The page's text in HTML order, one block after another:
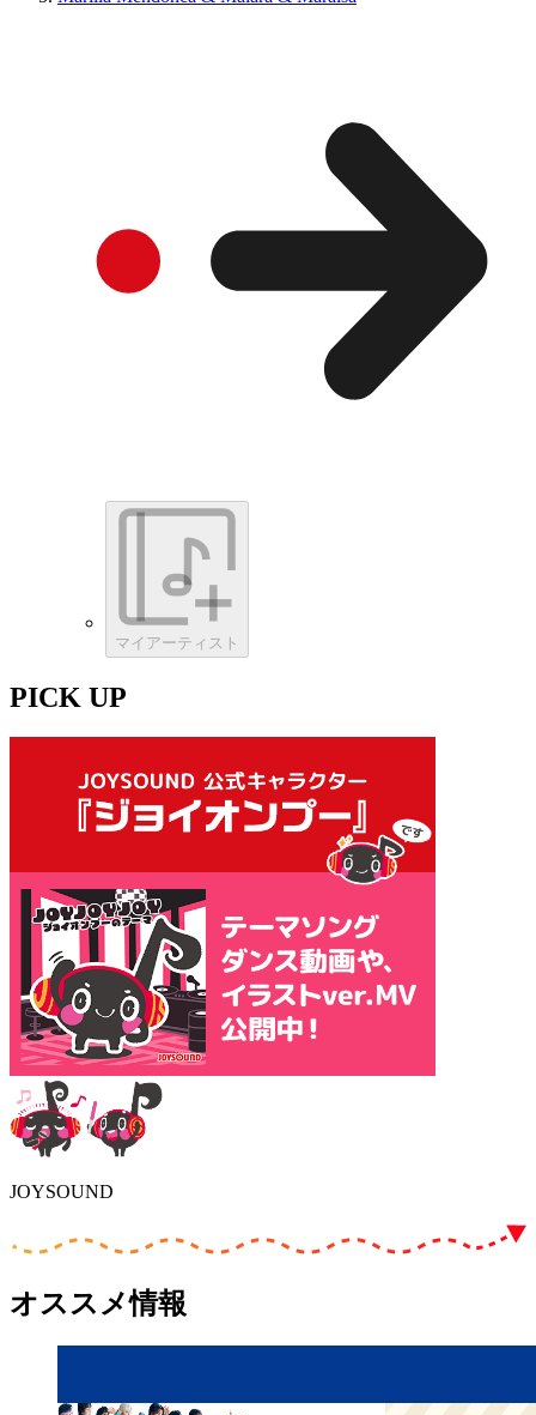
マイアーティスト
PICK UP
JOYSOUND
オススメ情報